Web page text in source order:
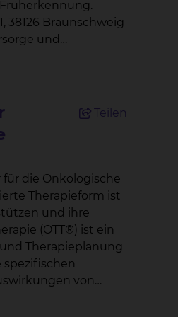
Braunschweig
und
bei
Krebs Deine
Veranstaltung
erklärt
wir unseren
Tim R.
Teilen
die Onkologische
und ihre
(OTT®) ist ein
Therapieplanung
von